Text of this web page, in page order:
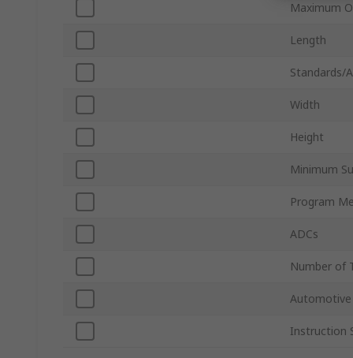
Maximum
Length
Standards/
Width
Height
Minimum
Program
ADCs
Number of
Automotive
Instruction